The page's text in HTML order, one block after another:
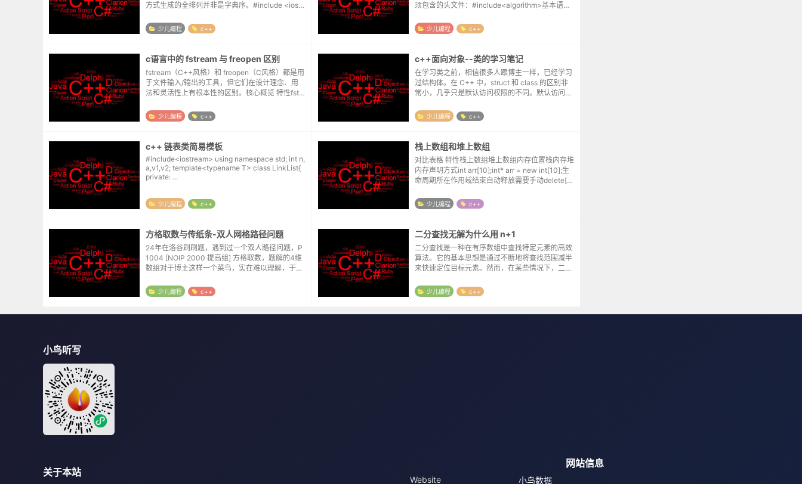
方式生成的全排列并非是字典序。#include <iostr
少儿编程 c++
须包含的头文件：#include<algorithm>基本语法
少儿编程 c++
c语言中的 fstream 与 freopen 区别
fstream（C++风格）和 freopen（C风格）都是用
于文件输入/输出的工具，但它们在设计理念、用
法和灵活性上有根本性的区别。核心概览 特性fstr
式面向对象 ...
少儿编程 c++
c++面向对象--类的学习笔记
在学习类之前，相信很多人跟博主一样，已经学习
过结构体。在 C++ 中，struct 和 class 的区别非
常小，几乎只是默认访问权限的不同。默认访问权
承方式都是 public。c...
少儿编程 c++
c++ 链表类简易模板
#include<iostream> using namespace std; int n,
a,v1,v2; template<typename T> class LinkList{
private: ...
少儿编程 c++
栈上数组和堆上数组
对比表格 特性栈上数组堆上数组内存位置栈内存堆
内存声明方式int arr[10];int* arr = new int[10];生
命周期所在作用域结束自动释放需要手动delete[]
定（可以...
少儿编程 c++
方格取数与传纸条-双人网格路径问题
24年在洛谷刷刷题，遇到过一个双人路径问题，P
1004 [NOIP 2000 提高组] 方格取数，题解的4维
数组对于博主这样一个菜鸟，实在难以理解，于是
2008 提高组] 传纸...
少儿编程 c++
二分查找无解为什么用 n+1
二分查找是一种在有序数组中查找特定元素的高效
算法。它的基本思想是通过不断地将查找范围减半
来快速定位目标元素。然而，在某些情况下，二分
的情况。关于二分查找无解时使用 n+1 的原因，可
以从以下...
少儿编程 c++
小鸟听写
关于本站
网站信息
Website 小鸟数据